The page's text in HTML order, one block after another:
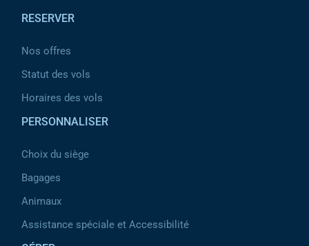
RESERVER
Nos offres
Statut des vols
Horaires des vols
PERSONNALISER
Choix du siège
Bagages
Animaux
Assistance spéciale et Accessibilité